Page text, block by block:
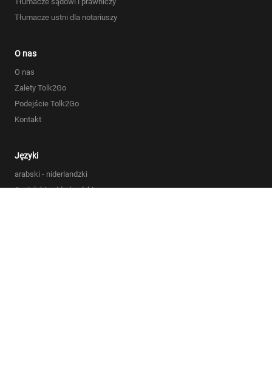
Tłumacze ustni dla notariuszy
O nas
O nas
Zalety Tolk2Go
Podejście Tolk2Go
Kontakt
Języki
arabski - niderlandzki
Angielski - niderlandzki